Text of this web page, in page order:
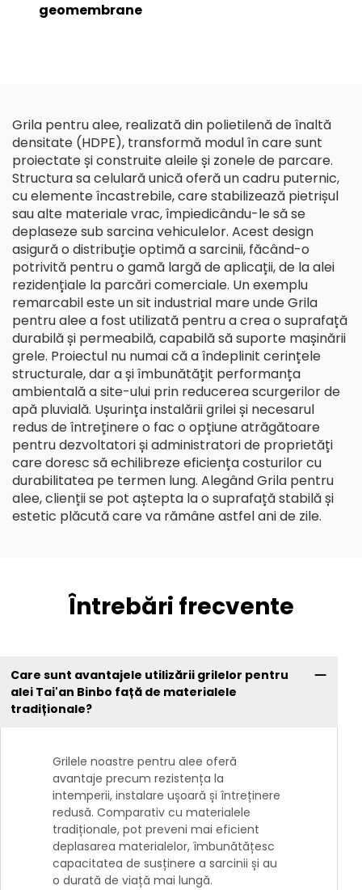
geomembrane
Grila pentru alee, realizată din polietilenă de înaltă
densitate (HDPE), transformă modul în care sunt
proiectate și construite aleile și zonele de parcare.
Structura sa celulară unică oferă un cadru puternic,
cu elemente încastrebile, care stabilizează pietrișul
sau alte materiale vrac, împiedicându-le să se
deplaseze sub sarcina vehiculelor. Acest design
asigură o distribuție optimă a sarcinii, făcând-o
potrivită pentru o gamă largă de aplicații, de la alei
rezidențiale la parcări comerciale. Un exemplu
remarcabil este un sit industrial mare unde Grila
pentru alee a fost utilizată pentru a crea o suprafață
durabilă și permeabilă, capabilă să suporte mașinării
grele. Proiectul nu numai că a îndeplinit cerințele
structurale, dar a și îmbunătățit performanța
ambientală a site-ului prin reducerea scurgerilor de
apă pluvială. Ușurința instalării grilei și necesarul
redus de întreținere o fac o opțiune atrăgătoare
pentru dezvoltatori și administratori de proprietăți
care doresc să echilibreze eficiența costurilor cu
durabilitatea pe termen lung. Alegând Grila pentru
alee, clienții se pot aștepta la o suprafață stabilă și
estetic plăcută care va rămâne astfel ani de zile.
Întrebări frecvente
Care sunt avantajele utilizării grilelor pentru
alei Tai'an Binbo față de materialele
tradiționale?
Grilele noastre pentru alee oferă
avantaje precum rezistența la
intemperii, instalare ușoară și întreținere
redusă. Comparativ cu materialele
tradiționale, pot preveni mai eficient
deplasarea materialelor, îmbunătățesc
capacitatea de susținere a sarcinii și au
o durată de viață mai lungă.